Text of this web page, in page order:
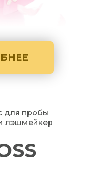
для пробы
лэшмейкер